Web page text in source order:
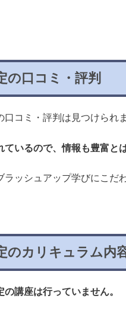
の口コミ・評判
コミ・評判は見つけられ
いるので、情報も豊富と
ッシュアップ学びにこだ
のカリキュラム内
講座は行っていません。